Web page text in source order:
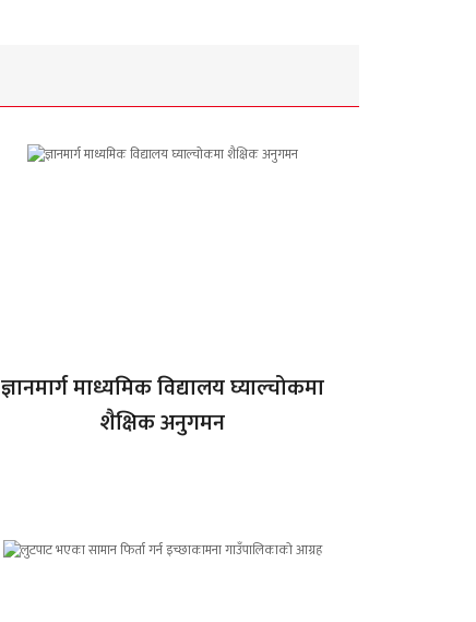
ज्ञानमार्ग माध्यमिक विद्यालय घ्याल्चोकमा
शैक्षिक अनुगमन